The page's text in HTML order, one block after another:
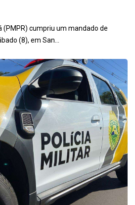
(PMPR) cumpriu um mandado de
(8), em San...